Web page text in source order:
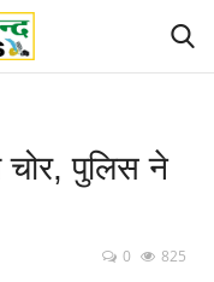
पुलिस ने
0 825